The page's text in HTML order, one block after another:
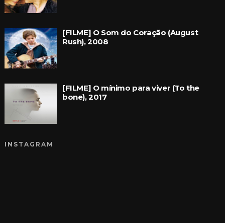
[FILME] O Som do Coração (August
Rush), 2008
[FILME] O mínimo para viver (To the
bone), 2017
INSTAGRAM